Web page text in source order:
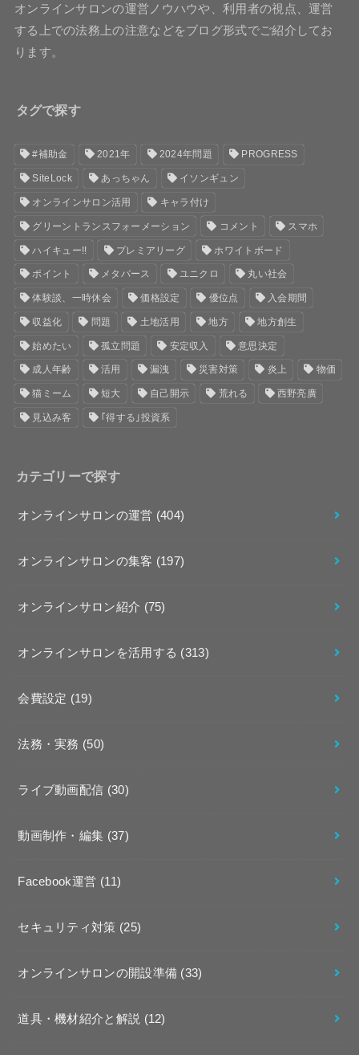
オンラインサロンの運営ノウハウや、利用者の視点、運営
する上での法務上の注意などをブログ形式でご紹介してお
ります。
タグで探す
#補助金 2021年 2024年問題 PROGRESS
SiteLock あっちゃん イソンギュン
オンラインサロン活用 キャラ付け
グリーントランスフォーメーション コメント スマホ
ハイキュー!! プレミアリーグ ホワイトボード
ポイント メタバース ユニクロ 丸い社会
体験談、一時休会 価格設定 優位点 入会期間
収益化 問題 土地活用 地方 地方創生
始めたい 孤立問題 安定収入 意思決定
成人年齢 活用 漏洩 災害対策 炎上 物価
猫ミーム 短大 自己開示 荒れる 西野亮廣
見込み客 ｢得する｣投資系
カテゴリーで探す
オンラインサロンの運営 (404)
オンラインサロンの集客 (197)
オンラインサロン紹介 (75)
オンラインサロンを活用する (313)
会費設定 (19)
法務・実務 (50)
ライブ動画配信 (30)
動画制作・編集 (37)
Facebook運営 (11)
セキュリティ対策 (25)
オンラインサロンの開設準備 (33)
道具・機材紹介と解説 (12)